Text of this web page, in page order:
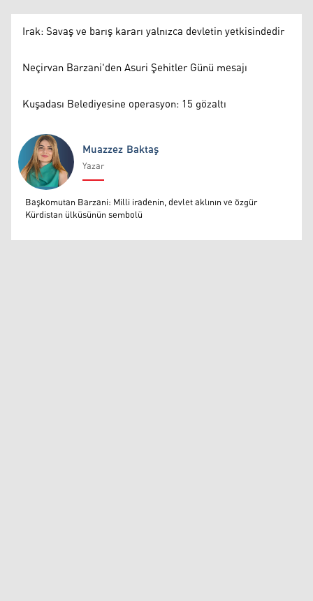
Irak: Savaş ve barış kararı yalnızca devletin yetkisindedir
Neçirvan Barzani'den Asuri Şehitler Günü mesajı
Kuşadası Belediyesine operasyon: 15 gözaltı
Muazzez Baktaş
Muazzez Baktaş
Yazar
Başkomutan Barzani: Milli iradenin, devlet aklının ve özgür
Kürdistan ülküsünün sembolü